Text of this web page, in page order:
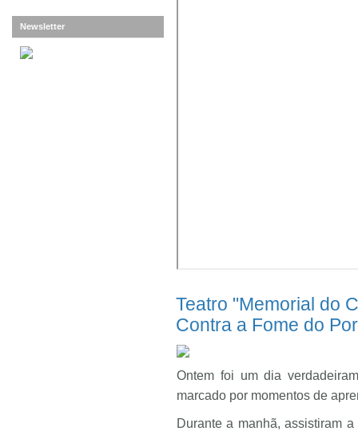
Teatro "Memorial do
Contra a Fome do
Ontem foi um dia
marcado por momentos de
Durante a manhã, assistiram
Newsletter